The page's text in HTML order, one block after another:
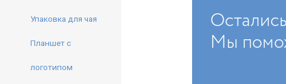
Упаковка для чая
Планшет с
логотипом
Мы